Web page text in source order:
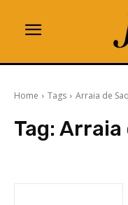
Home Tags Arraia de
Tag: Arraia